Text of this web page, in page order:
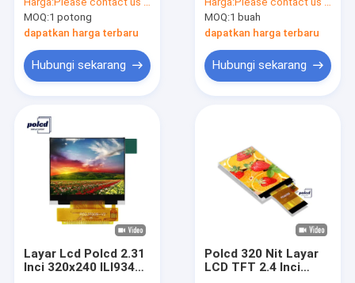
Tft
MOQ:1 potong
dapatkan harga terbaru
Hubungi sekarang
Perisai Raspberry Pi
MOQ:1 buah
dapatkan harga terbaru
Hubungi sekarang
Layar Lcd Polcd 2.31
Inci 320x240 ILI9342C
Polcd 320 Nit Layar
LCD TFT 2.4 Inci